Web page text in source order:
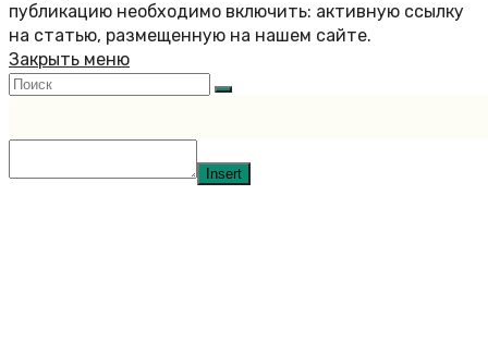
публикацию необходимо включить: активную ссылку
на статью, размещенную на нашем сайте.
Закрыть меню
Insert